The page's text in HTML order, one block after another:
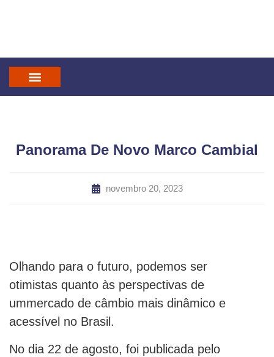
Panorama De Novo Marco Cambial
novembro 20, 2023
Olhando para o futuro, podemos ser
otimistas quanto às perspectivas de
ummercado de câmbio mais dinâmico e
acessível no Brasil.
No dia 22 de agosto, foi publicada pelo